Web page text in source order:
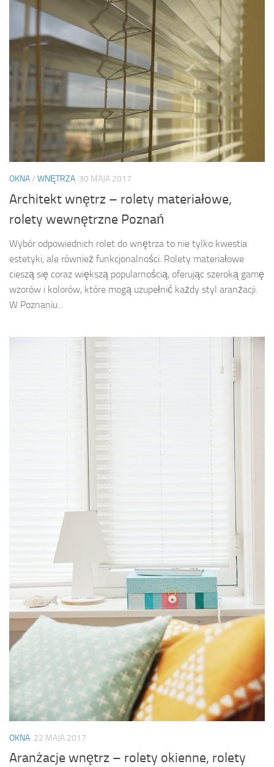
OKNA/ WNĘTRZA 30 MAJA 2017
Architekt wnętrz – rolety materiałowe,
rolety wewnętrzne Poznań
Wybór odpowiednich rolet do wnętrza to nie tylko kwestia
estetyki, ale również funkcjonalności. Rolety materiałowe
cieszą się coraz większą popularnością, oferując szeroką gamę
wzorów i kolorów, które mogą uzupełnić każdy styl aranżacji.
W Poznaniu...
OKNA 22 MAJA 2017
Aranżacje wnętrz – rolety okienne, rolety